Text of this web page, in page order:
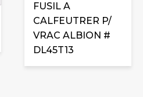
FUSIL A
CALFEUTRER P/
VRAC ALBION #
DL45T13